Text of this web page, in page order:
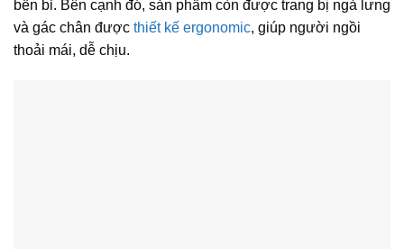
bền bỉ. Bên cạnh đó, sản phẩm còn được trang bị ngả lưng
và gác chân được thiết kế ergonomic, giúp người ngồi
thoải mái, dễ chịu.